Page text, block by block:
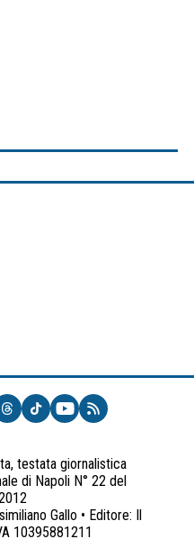
testata giornalistica
di Napoli N° 22 del
Gallo • Editore: Il
10395881211